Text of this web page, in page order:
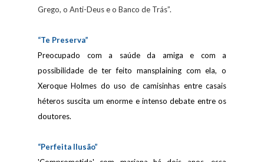
Grego, o Anti-Deus e o Banco de Trás”.
“Te Preserva”
Preocupado com a saúde da amiga e com a
possibilidade de ter feito mansplaining com ela, o
Xeroque Holmes do uso de camisinhas entre casais
héteros suscita um enorme e intenso debate entre os
doutores.
“Perfeita Ilusão”